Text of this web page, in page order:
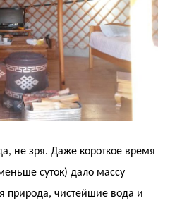
не зря. Даже короткое время
суток) дало массу
природа, чистейшие вода и